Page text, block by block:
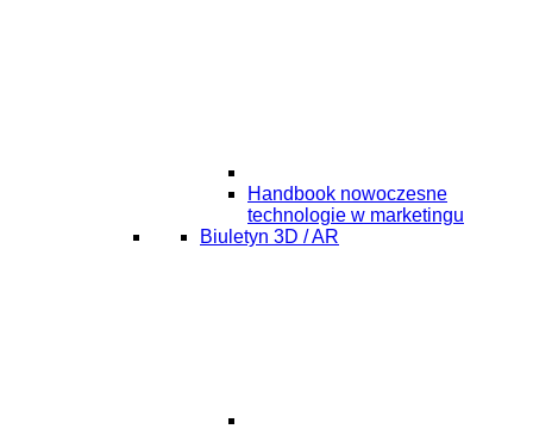
Handbook nowoczesne
technologie w marketingu
Biuletyn 3D / AR